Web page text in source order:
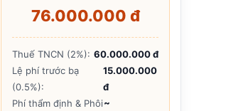
76.000.000 đ
Thuế TNCN (2%): 60.000.000 đ
Lệ phí trước bạ
(0.5%):
15.000.000
đ
Phí thẩm định & Phôi~